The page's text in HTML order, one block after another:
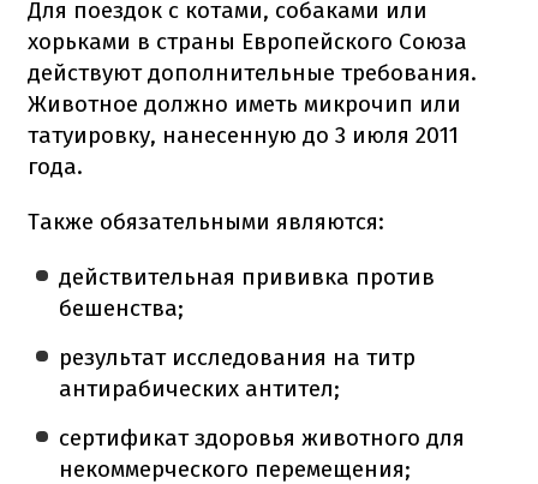
Для поездок с котами, собаками или
хорьками в страны Европейского Союза
действуют дополнительные требования.
Животное должно иметь микрочип или
татуировку, нанесенную до 3 июля 2011
года.
Также обязательными являются:
действительная прививка против
бешенства;
результат исследования на титр
антирабических антител;
сертификат здоровья животного для
некоммерческого перемещения;